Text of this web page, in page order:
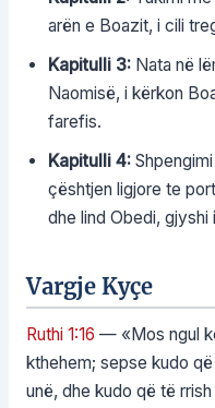
arën e Boazit, i cili
Kapitulli 3:Nata në
Naomisë, i kërkon
farefis.
Kapitulli 4:
çështjen ligjore te
dhe lind Obedi, gjyshi
Vargje Kyçe
Ruthi 1:16 — «Mos ngul
kthehem; sepse kudo
unë, dhe kudo që të